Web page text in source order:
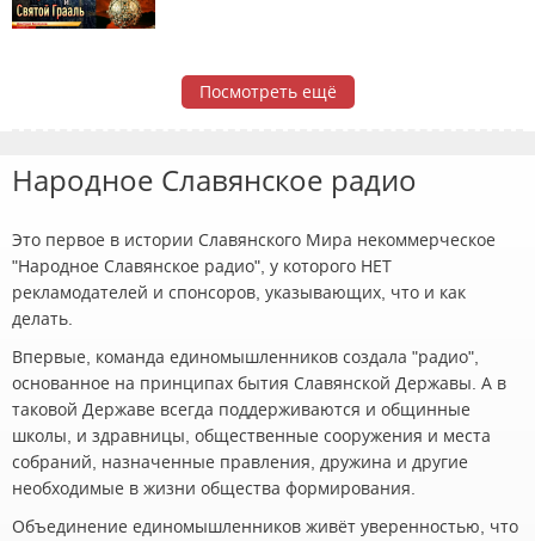
Посмотреть ещё
Народное Славянское радио
Это первое в истории Славянского Мира некоммерческое
"Народное Славянское радио", у которого НЕТ
рекламодателей и спонсоров, указывающих, что и как
делать.
Впервые, команда единомышленников создала "радио",
основанное на принципах бытия Славянской Державы. А в
таковой Державе всегда поддерживаются и общинные
школы, и здравницы, общественные сооружения и места
собраний, назначенные правления, дружина и другие
необходимые в жизни общества формирования.
Объединение единомышленников живёт уверенностью, что